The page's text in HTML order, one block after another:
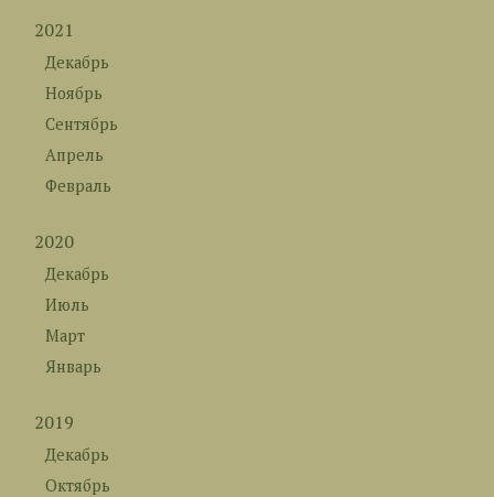
2021
Декабрь
Ноябрь
Сентябрь
Апрель
Февраль
2020
Декабрь
Июль
Март
Январь
2019
Декабрь
Октябрь